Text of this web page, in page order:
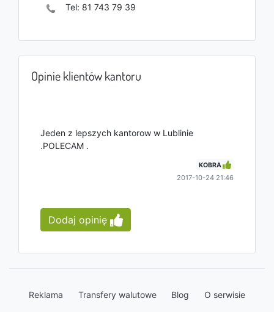
Tel: 81 743 79 39
Opinie klientów kantoru
Jeden z lepszych kantorow w Lublinie
.POLECAM .
KOBRA
2017-10-24 21:46
Dodaj opinię
Reklama Transfery walutowe Blog O serwisie